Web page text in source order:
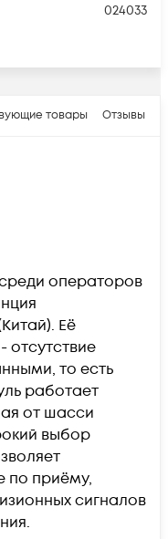
024033
товары Отзывы
операторов
Её
отсутствие
то есть
работает
от шасси
выбор
по приёму,
сигналов